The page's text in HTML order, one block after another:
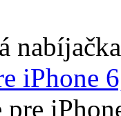
iPhone
pre